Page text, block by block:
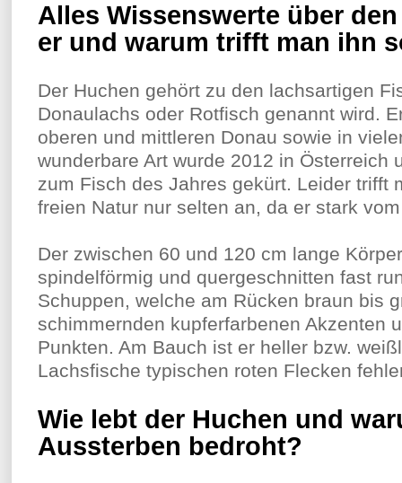
Alles Wissenswerte über
er und warum trifft man ihn
Der Huchen gehört zu den lachsartigen
Donaulachs oder Rotfisch genannt wird.
oberen und mittleren Donau sowie in
wunderbare Art wurde 2012 in Österreich
zum Fisch des Jahres gekürt. Leider trifft
freien Natur nur selten an, da er stark
Der zwischen 60 und 120 cm lange
spindelförmig und quergeschnitten fast
Schuppen, welche am Rücken braun bis
schimmernden kupferfarbenen Akzenten
Punkten. Am Bauch ist er heller bzw.
Lachsfische typischen roten Flecken
Wie lebt der Huchen und
Aussterben bedroht?